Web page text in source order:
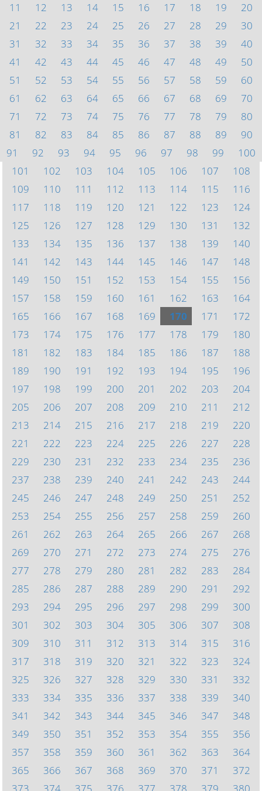
11
12 13 14 15 16 17 18 19
20
21
22 23 24 25 26 27 28 29
30
31
32 33 34 35 36 37 38 39
40
41
42 43 44 45 46 47 48 49
50
51
52 53 54 55 56 57 58 59
60
61
62 63 64 65 66 67 68 69
70
71
72 73 74 75 76 77 78 79
80
81
82 83 84 85 86 87 88 89
90
91
92 93 94 95 96 97 98 99
100
101
102 103 104 105 106 107
108
109
110 111 112 113 114 115
116
117
118 119 120 121 122 123
124
125
126 127 128 129 130 131
132
133
134 135 136 137 138 139
140
141
142 143 144 145 146 147
148
149
150 151 152 153 154 155
156
157
158 159 160 161 162 163
164
165
166 167 168 169 170 171
172
173
174 175 176 177 178 179
180
181
182 183 184 185 186 187
188
189
190 191 192 193 194 195
196
197
198 199 200 201 202 203
204
205
206 207 208 209 210 211
212
213
214 215 216 217 218 219
220
221
222 223 224 225 226 227
228
229
230 231 232 233 234 235
236
237
238 239 240 241 242 243
244
245
246 247 248 249 250 251
252
253
254 255 256 257 258 259
260
261
262 263 264 265 266 267
268
269
270 271 272 273 274 275
276
277
278 279 280 281 282 283
284
285
286 287 288 289 290 291
292
293
294 295 296 297 298 299
300
301
302 303 304 305 306 307
308
309
310 311 312 313 314 315
316
317
318 319 320 321 322 323
324
325
326 327 328 329 330 331
332
333
334 335 336 337 338 339
340
341
342 343 344 345 346 347
348
349
350 351 352 353 354 355
356
357
358 359 360 361 362 363
364
365
366 367 368 369 370 371
372